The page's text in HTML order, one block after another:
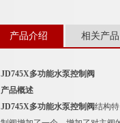
产品介绍 相关产品
JD745X多功能水泵控制阀
产品概述
JD745X多功能水泵控制阀结构